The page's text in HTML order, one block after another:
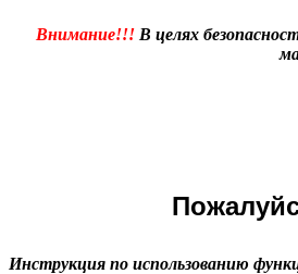
Внимание!!! В целях
Инструкция по использованию